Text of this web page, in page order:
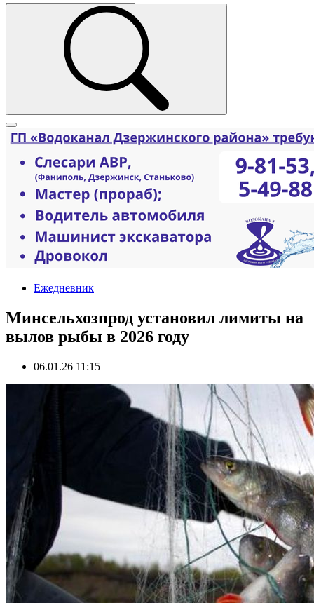
Ежедневник
Минсельхозпрод установил лимиты на
вылов рыбы в 2026 году
06.01.26 11:15